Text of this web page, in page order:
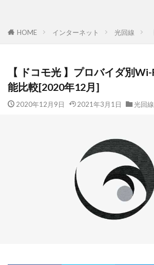
HOME インターネット 光回線
【 ドコモ光 】プロバイダ別
能比較[2020年12月]
2020年12月9日 2021年3月1日 光回線